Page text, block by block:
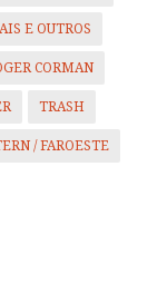
E OUTROS
CORMAN
TRASH
/ FAROESTE